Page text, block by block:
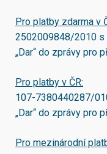
Pro platby zdarma v
2502009848/2010 s
„Dar“ do zprávy pro
Pro platby v ČR:
107-7380440287/
„Dar“ do zprávy pro
Pro mezinárodní